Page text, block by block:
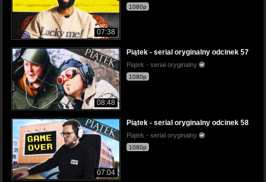
07:38
1080p
08:48
Piątek - serial oryginalny odcinek 57
Piątek - serial oryginalny
1080p
07:04
Piątek - serial oryginalny odcinek 58
Piątek - serial oryginalny
1080p